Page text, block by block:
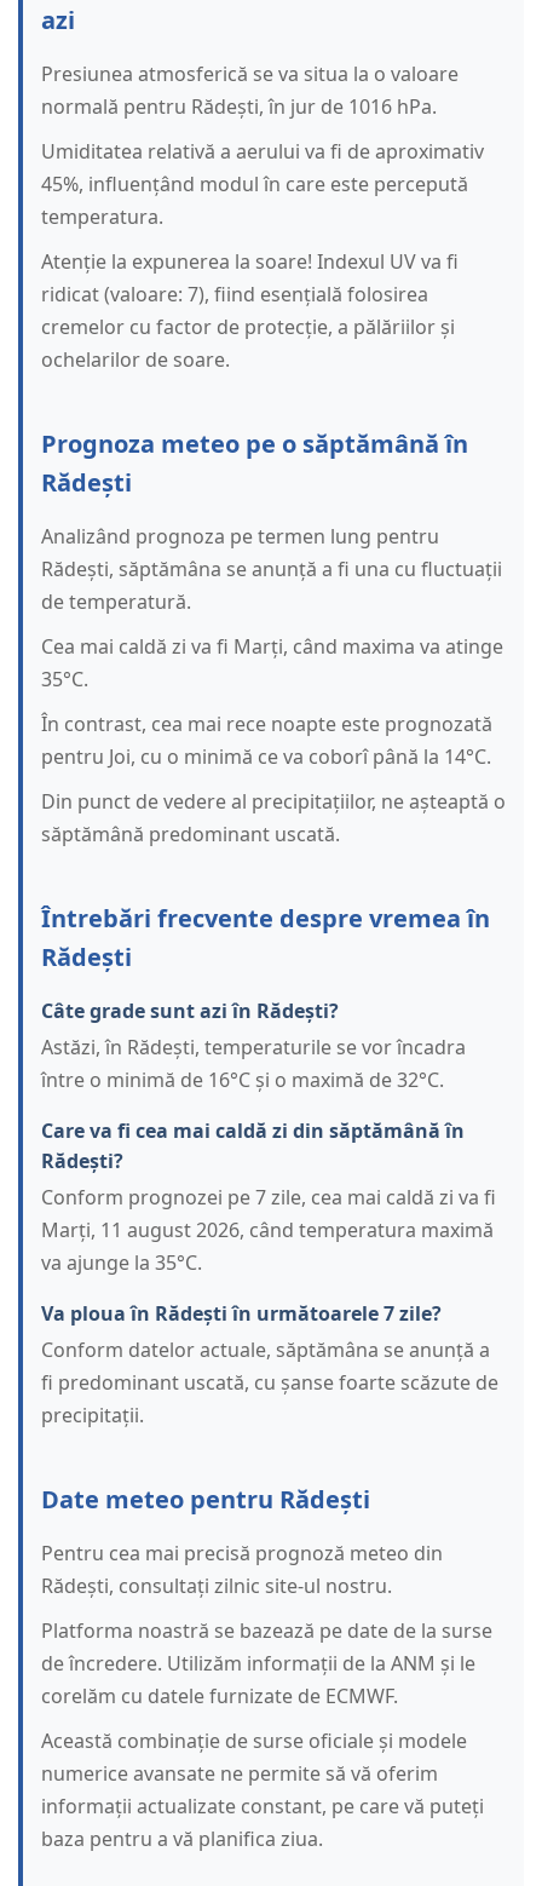
azi
Presiunea atmosferică se va situa la o valoare
normală pentru Rădești, în jur de 1016 hPa.
Umiditatea relativă a aerului va fi de aproximativ
45%, influențând modul în care este percepută
temperatura.
Atenție la expunerea la soare! Indexul UV va fi
ridicat (valoare: 7), fiind esențială folosirea
cremelor cu factor de protecție, a pălăriilor și
ochelarilor de soare.
Prognoza meteo pe o săptămână în
Rădești
Analizând prognoza pe termen lung pentru
Rădești, săptămâna se anunță a fi una cu fluctuații
de temperatură.
Cea mai caldă zi va fi Marți, când maxima va atinge
35°C.
În contrast, cea mai rece noapte este prognozată
pentru Joi, cu o minimă ce va coborî până la 14°C.
Din punct de vedere al precipitațiilor, ne așteaptă o
săptămână predominant uscată.
Întrebări frecvente despre vremea în
Rădești
Câte grade sunt azi în Rădești?
Astăzi, în Rădești, temperaturile se vor încadra
între o minimă de 16°C și o maximă de 32°C.
Care va fi cea mai caldă zi din săptămână în
Rădești?
Conform prognozei pe 7 zile, cea mai caldă zi va fi
Marți, 11 august 2026, când temperatura maximă
va ajunge la 35°C.
Va ploua în Rădești în următoarele 7 zile?
Conform datelor actuale, săptămâna se anunță a
fi predominant uscată, cu șanse foarte scăzute de
precipitații.
Date meteo pentru Rădești
Pentru cea mai precisă prognoză meteo din
Rădești, consultați zilnic site-ul nostru.
Platforma noastră se bazează pe date de la surse
de încredere. Utilizăm informații de la ANM și le
corelăm cu datele furnizate de ECMWF.
Această combinație de surse oficiale și modele
numerice avansate ne permite să vă oferim
informații actualizate constant, pe care vă puteți
baza pentru a vă planifica ziua.